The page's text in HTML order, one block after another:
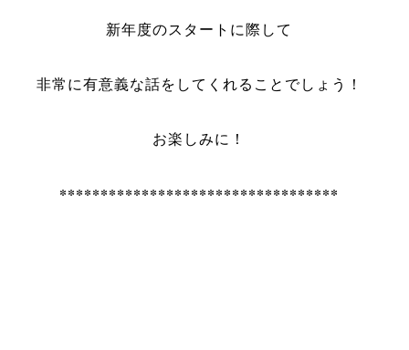
新年度のスタートに際して
非常に有意義な話をしてくれることでしょう！
お楽しみに！
**********************************